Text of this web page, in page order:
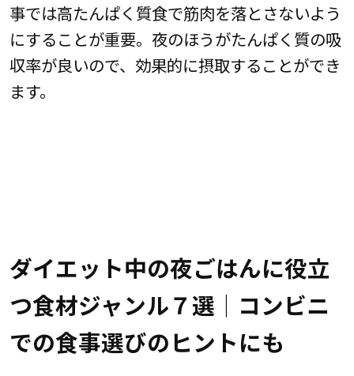
事では高たんぱく質食で筋肉を落とさないよう
にすることが重要。夜のほうがたんぱく質の吸
収率が良いので、効果的に摂取することができ
ます。
ダイエット中の夜ごはんに役立
つ食材ジャンル７選｜コンビニ
での食事選びのヒントにも